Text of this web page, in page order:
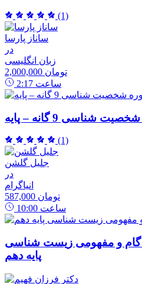
(1)
ساناز پارسا
در
زبان انگلیسی
2,000,000 تومان
2:17 ساعت
شناسی 9 گانه – پایه
(1)
جلیل گلشن
در
انیاگرام
587,000 تومان
10:00 ساعت
گام و مفهومی زیست شناسی
پایه دهم